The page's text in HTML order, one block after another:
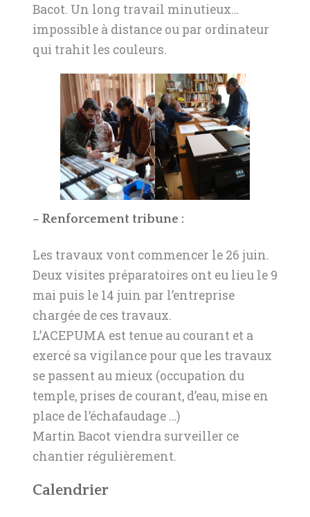
Bacot. Un long travail minutieux…
impossible à distance ou par ordinateur
qui trahit les couleurs.
– Renforcement tribune :
Les travaux vont commencer le 26 juin.
Deux visites préparatoires ont eu lieu le 9
mai puis le 14 juin par l’entreprise
chargée de ces travaux.
L’ACEPUMA est tenue au courant et a
exercé sa vigilance pour que les travaux
se passent au mieux (occupation du
temple, prises de courant, d’eau, mise en
place de l’échafaudage …)
Martin Bacot viendra surveiller ce
chantier régulièrement.
Calendrier